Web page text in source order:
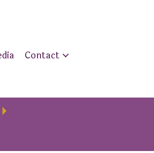
Contact